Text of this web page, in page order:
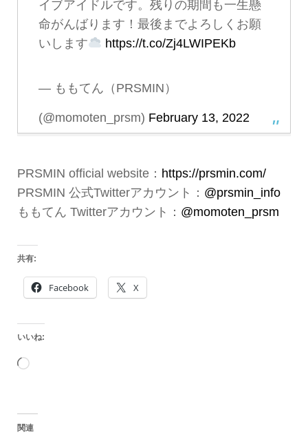
イブアイドルです。残りの期間も一生懸
命がんばります！最後までよろしくお願
いします
https://t.co/Zj4LWIPEKb
— ももてん（PRSMIN）
(@momoten_prsm) February 13, 2022
PRSMIN official website： https://prsmin.com/
PRSMIN 公式Twitterアカウント： @prsmin_info
ももてん Twitterアカウント： @momoten_prsm
共有:
Facebook X
いいね:
読
込
関連